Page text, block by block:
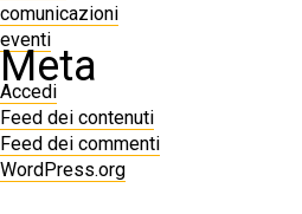
comunicazioni
eventi
Meta
Accedi
Feed dei contenuti
Feed dei commenti
WordPress.org